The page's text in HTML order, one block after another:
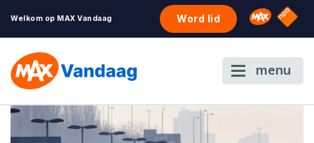
Welkom op MAX Vandaag Word lid Omroep
NPO
menu